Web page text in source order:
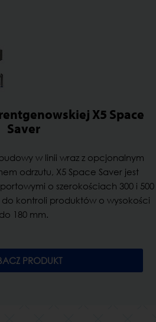
X5 Space
Saver
w linii wraz z opcjonalnym
odrzutu, X5 Space Saver jest
o szerokościach 300 i 500
kontroli produktów o wysokości
do 180 mm.
PRODUKT